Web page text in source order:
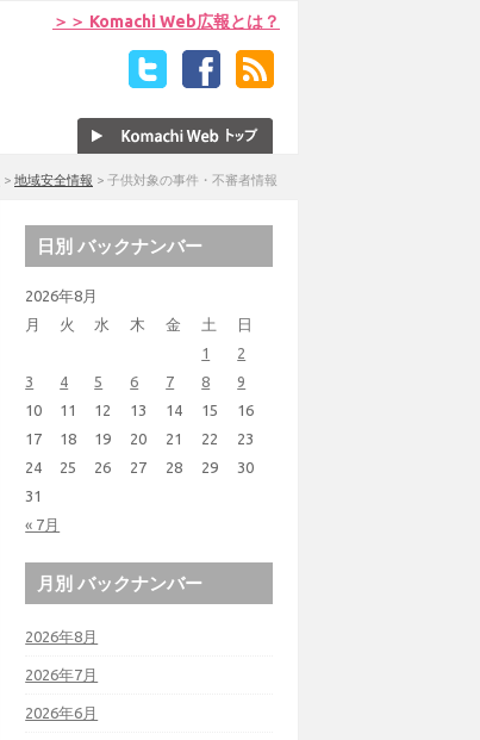
＞＞ Komachi Web広報とは？
> 地域安全情報 > 子供対象の事件・不審者情報
日別 バックナンバー
2026年8月
月
火 水 木 金 土 日
« 7月
1
2
3
4 5 6 7 8
9
10
11 12 13 14 15
16
17
18 19 20 21 22
23
24
25 26 27 28 29
30
31
月別 バックナンバー
2026年8月
2026年7月
2026年6月